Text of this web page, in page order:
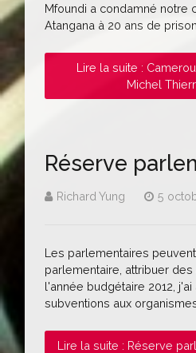
Mfoundi a condamné notre
Atangana à 20 ans de prison.
Lire la suite :
Michel
Réserve
Richard Yung 5
Les parlementaires
parlementaire, attribuer
l'année budgétaire 2012,
subventions aux
Lire la suite : Réserve